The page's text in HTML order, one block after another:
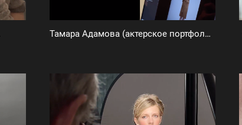
Тамара Адамова (актерское портфолио)